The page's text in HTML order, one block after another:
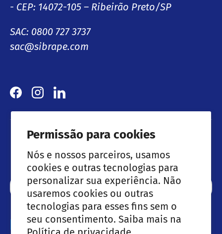
Permissão para cookies
Nós e nossos parceiros, usamos
cookies e outras tecnologias para
personalizar sua experiência. Não
usaremos cookies ou outras
tecnologias para esses fins sem o
seu consentimento. Saiba mais na
- CEP: 14072-105 – Ribeirão Preto/SP
SAC: 0800 727 3737
sac@sibrape.com
Facebook
InstagramLinkedIn
Lançamentos & Ofertas especiais
Email
Métodos de pagamento aceites